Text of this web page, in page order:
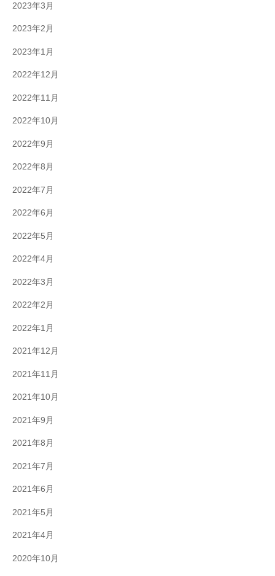
2023年3月
2023年2月
2023年1月
2022年12月
2022年11月
2022年10月
2022年9月
2022年8月
2022年7月
2022年6月
2022年5月
2022年4月
2022年3月
2022年2月
2022年1月
2021年12月
2021年11月
2021年10月
2021年9月
2021年8月
2021年7月
2021年6月
2021年5月
2021年4月
2020年10月